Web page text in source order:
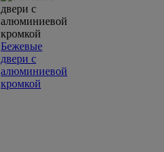
Бежевые
двери с
алюминиевой
кромкой